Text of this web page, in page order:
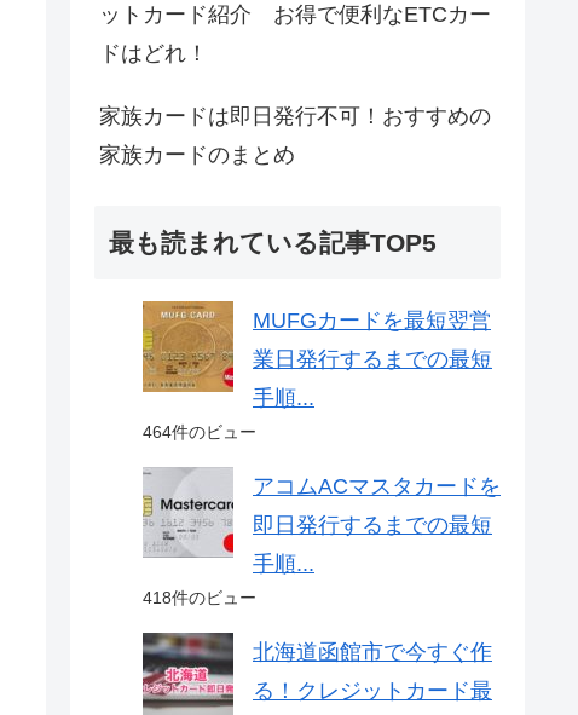
ットカード紹介 お得で便利なETCカー
ドはどれ！
家族カードは即日発行不可！おすすめの
家族カードのまとめ
最も読まれている記事TOP5
MUFGカードを最短翌営
業日発行するまでの最短
手順...
464件のビュー
アコムACマスタカードを
即日発行するまでの最短
手順...
418件のビュー
北海道函館市で今すぐ作
る！クレジットカード最